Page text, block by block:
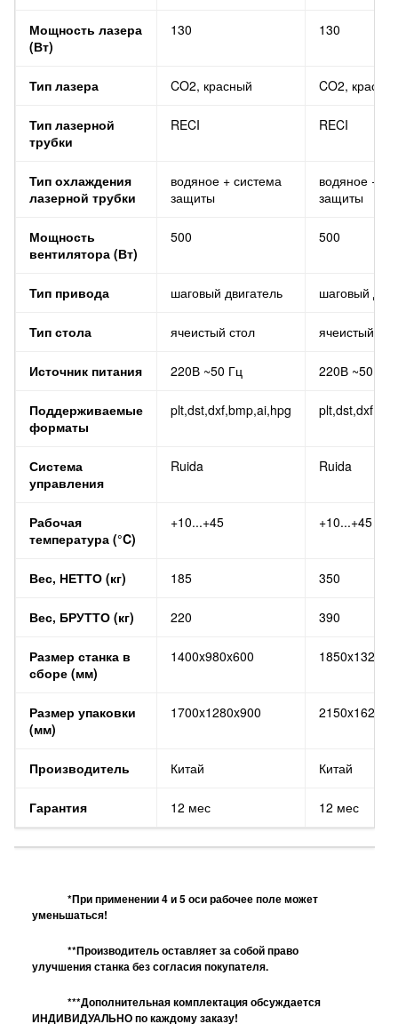
Мощность лазера
(Вт)
130 130
Тип лазера CO2, красный CO2,
Тип лазерной
трубки
RECI RECI
Тип охлаждения
лазерной трубки
водяное + система
защиты
водяное +
защиты
Мощность
вентилятора (Вт)
500 500
Тип привода шаговый двигатель шаговый
Тип стола ячеистый стол ячеистый
Источник питания 220В ~50 Гц 220В ~50 Гц
Поддерживаемые
форматы
plt,dst,dxf,bmp,ai,hpg
Система
управления
Ruida Ruida
Рабочая
температура (°C)
+10...+45 +10...+45
Вес, НЕТТО (кг) 185 350
Вес, БРУТТО (кг) 220 390
Размер станка в
сборе (мм)
1400x980x600
Размер упаковки
(мм)
1700x1280x900
Производитель Китай Китай
Гарантия 12 мес 12 мес
*При применении 4 и 5 оси рабочее поле может
уменьшаться!
**Производитель оставляет за собой право
улучшения станка без согласия покупателя.
***Дополнительная комплектация обсуждается
ИНДИВИДУАЛЬНО по каждому заказу!